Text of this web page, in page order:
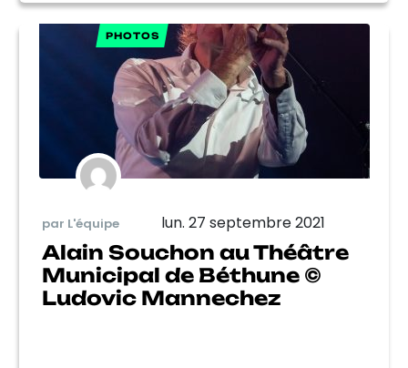
PHOTOS
par L'équipe lun. 27 septembre 2021
Alain Souchon au Théâtre
Municipal de Béthune ©
Ludovic Mannechez